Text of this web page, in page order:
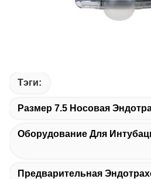
Тэги:
Размер 7.5 Носовая
Оборудование Для
Предварительная